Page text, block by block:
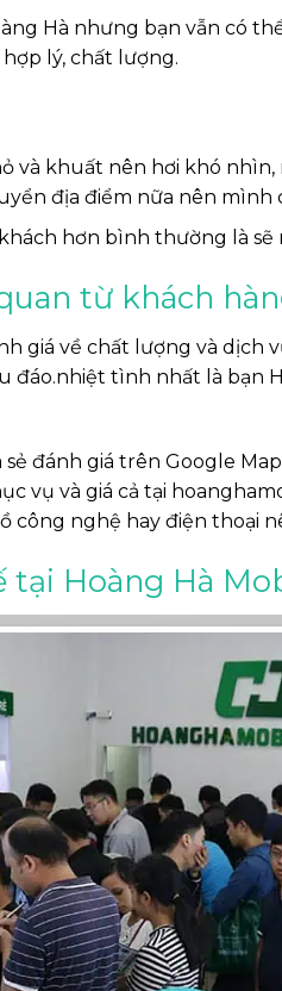
Hà nhưng bạn vẫn có
lý, chất lượng.
và khuất nên hơi khó
địa điểm nữa nên mình
hơn bình thường là sẽ
từ khách
giá về chất lượng và dịch
đáo.nhiệt tình nhất là
đánh giá trên Google
vụ và giá cả tại
công nghệ hay điện thoại
Hoàng Hà